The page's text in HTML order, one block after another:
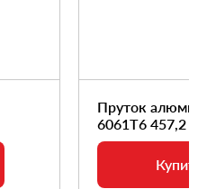
Пруток
6061Т6 457,2
Купить